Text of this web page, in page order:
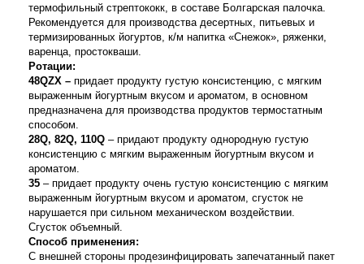
термофильный стрептококк, в составе Болгарская палочка.
Рекомендуется для производства десертных, питьевых и
термизированных йогуртов, к/м напитка «Снежок», ряженки,
варенца, простокваши.
Ротации:
48QZX – придает продукту густую консистенцию, с мягким
выраженным йогуртным вкусом и ароматом, в основном
предназначена для производства продуктов термостатным
способом.
28Q, 82Q, 110Q – придают продукту однородную густую
консистенцию с мягким выраженным йогуртным вкусом и
ароматом.
35 – придает продукту очень густую консистенцию с мягким
выраженным йогуртным вкусом и ароматом, сгусток не
нарушается при сильном механическом воздействии.
Сгусток объемный.
Способ применения:
С внешней стороны продезинфицировать запечатанный пакет